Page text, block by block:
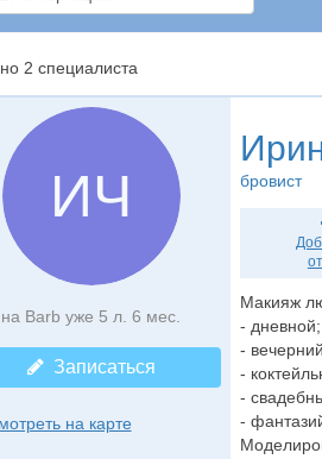
2 специалиста
ИЧ
на Barb уже 5 л. 6 мес.
Записаться
на карте
бровист
Макияж
- дневной;
-
-
-
-